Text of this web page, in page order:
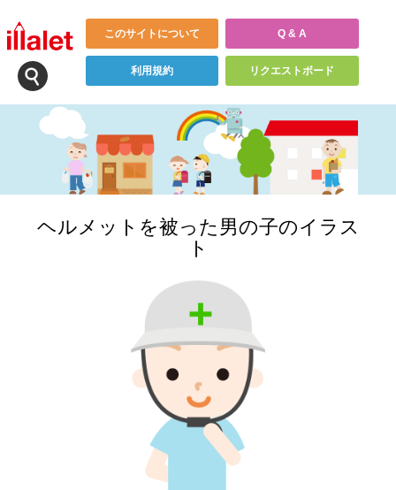
このサイトについて Q & A
利用規約 リクエストボード
ヘルメットを被った男の子のイラス
ト